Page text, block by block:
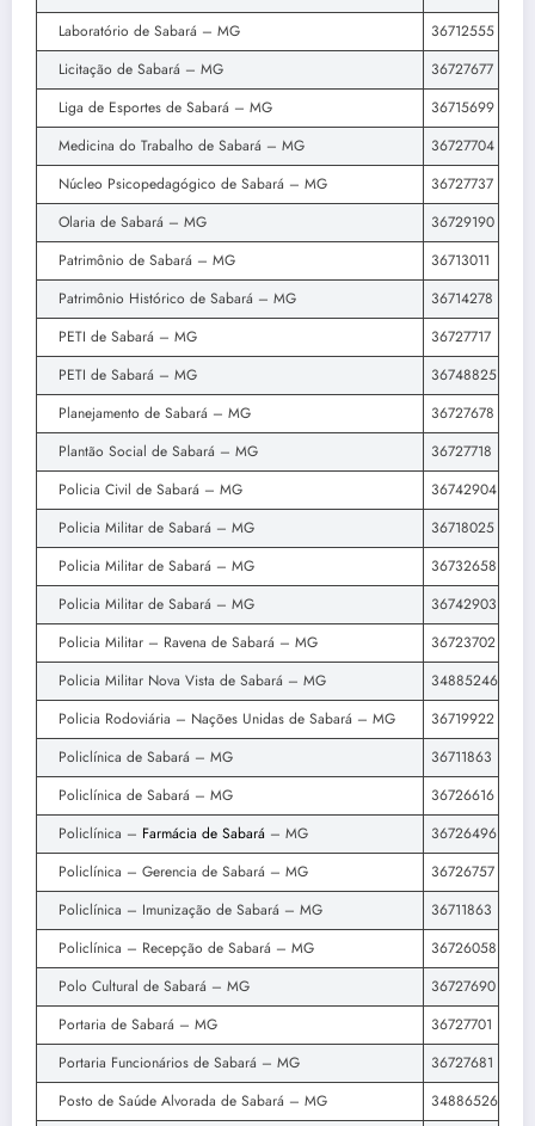
Laboratório de Sabará – MG
36712555
Licitação de Sabará – MG
36727677
Liga de Esportes de Sabará – MG
36715699
Medicina do Trabalho de Sabará – MG
36727704
Núcleo Psicopedagógico de Sabará – MG
36727737
Olaria de Sabará – MG
36729190
Patrimônio de Sabará – MG
36713011
Patrimônio Histórico de Sabará – MG
36714278
PETI de Sabará – MG
36727717
PETI de Sabará – MG
36748825
Planejamento de Sabará – MG
36727678
Plantão Social de Sabará – MG
36727718
Policia Civil de Sabará – MG
36742904
Policia Militar de Sabará – MG
36718025
Policia Militar de Sabará – MG
36732658
Policia Militar de Sabará – MG
36742903
Policia Militar – Ravena de Sabará – MG
36723702
Policia Militar Nova Vista de Sabará – MG
34885246
Policia Rodoviária – Nações Unidas de Sabará – MG
36719922
Policlínica de Sabará – MG
36711863
Policlínica de Sabará – MG
36726616
Policlínica – Farmácia de Sabará – MG
36726496
Policlínica – Gerencia de Sabará – MG
36726757
Policlínica – Imunização de Sabará – MG
36711863
Policlínica – Recepção de Sabará – MG
36726058
Polo Cultural de Sabará – MG
36727690
Portaria de Sabará – MG
36727701
Portaria Funcionários de Sabará – MG
36727681
Posto de Saúde Alvorada de Sabará – MG
34886526